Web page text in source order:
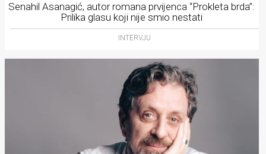
Senahil Asanagić, autor romana prvijenca “Prokleta brda”:
Prilika glasu koji nije smio nestati
INTERVJU